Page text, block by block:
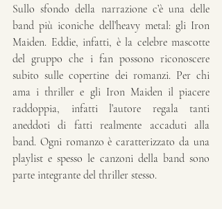
Sullo sfondo della narrazione c’è una delle
band più iconiche dell’heavy metal: gli Iron
Maiden. Eddie, infatti, è la celebre mascotte
del gruppo che i fan possono riconoscere
subito sulle copertine dei romanzi. Per chi
ama i thriller e gli Iron Maiden il piacere
raddoppia, infatti l’autore regala tanti
aneddoti di fatti realmente accaduti alla
band. Ogni romanzo è caratterizzato da una
playlist e spesso le canzoni della band sono
parte integrante del thriller stesso.